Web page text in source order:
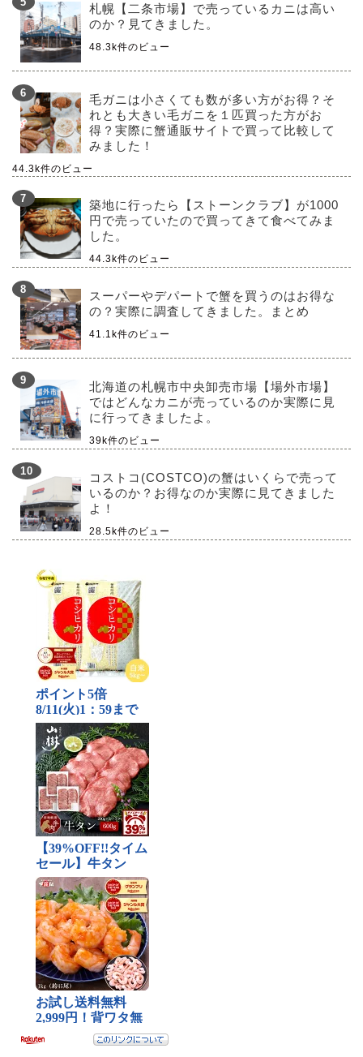
札幌【二条市場】で売っているカニは高い
のか？見てきました。
48.3k件のビュー
毛ガニは小さくても数が多い方がお得？そ
れとも大きい毛ガニを１匹買った方がお
得？実際に蟹通販サイトで買って比較して
みました！
44.3k件のビュー
築地に行ったら【ストーンクラブ】が1000
円で売っていたので買ってきて食べてみま
した。
44.3k件のビュー
スーパーやデパートで蟹を買うのはお得な
の？実際に調査してきました。まとめ
41.1k件のビュー
北海道の札幌市中央卸売市場【場外市場】
ではどんなカニが売っているのか実際に見
に行ってきましたよ。
39k件のビュー
コストコ(COSTCO)の蟹はいくらで売って
いるのか？お得なのか実際に見てきました
よ！
28.5k件のビュー